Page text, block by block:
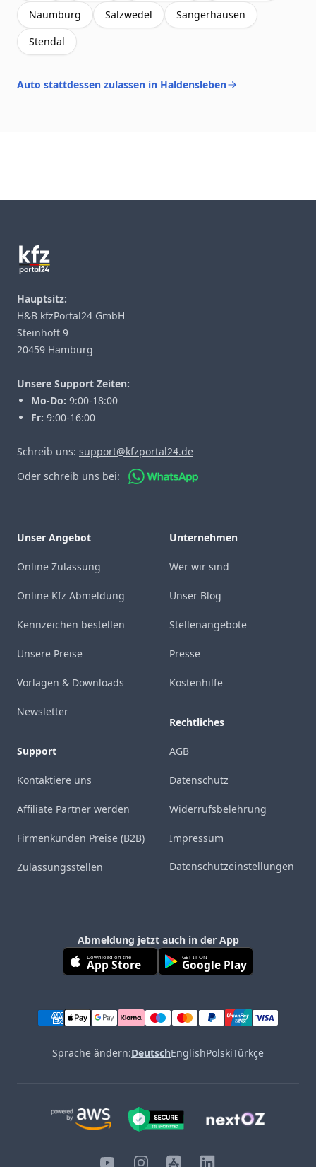
Naumburg
Salzwedel
Sangerhausen
Stendal
Auto stattdessen zulassen in Haldensleben
Hauptsitz:
H&B kfzPortal24 GmbH
Steinhöft 9
20459 Hamburg
Unsere Support Zeiten:
Mo-Do: 9:00-18:00
Fr: 9:00-16:00
Schreib uns: support@kfzportal24.de
Oder schreib uns bei:
Unser Angebot
Online Zulassung
Online Kfz Abmeldung
Kennzeichen bestellen
Unsere Preise
Vorlagen & Downloads
Newsletter
Support
Kontaktiere uns
Affiliate Partner werden
Firmenkunden Preise (B2B)
Zulassungsstellen
Unternehmen
Wer wir sind
Unser Blog
Stellenangebote
Presse
Kostenhilfe
Rechtliches
AGB
Datenschutz
Widerrufsbelehrung
Impressum
Datenschutzeinstellungen
Abmeldung jetzt auch in der App
Download on the
App Store GET IT ON
Google Play
Sprache ändern:DeutschEnglishPolskiTürkçe
YouTubeInstagram
iOS LinkedIn